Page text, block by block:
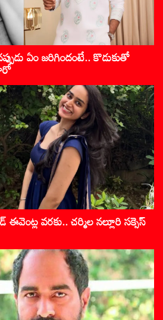
ఏం జరిగిందంటే.. కొడుకుతో
వరకు.. చర్మిల నల్లూరి సక్సెస్